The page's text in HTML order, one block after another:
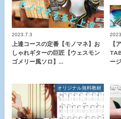
2023.7.3
上達コースの定番【モノマネ】お
しゃれギターの巨匠【ウェスモン
ゴメリー風ソロ】…
【
ー
オリジナル無料教材